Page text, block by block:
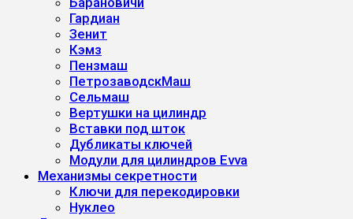
Гардиан
Зенит
Кэмз
Пензмаш
ПетрозаводскМаш
Сельмаш
Вертушки на цилиндр
Вставки под шток
Дубликаты ключей
Модули для цилиндров Evva
Механизмы секретности
Ключи для перекодировки
Нуклео